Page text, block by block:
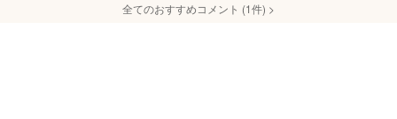
全てのおすすめコメント (1件) >